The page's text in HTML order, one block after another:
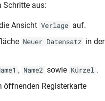
Schritte aus:
Ansicht Verlage auf.
Neuer Datensatz in der
, Name2 sowie Kürzel .
öffnenden Registerkarte